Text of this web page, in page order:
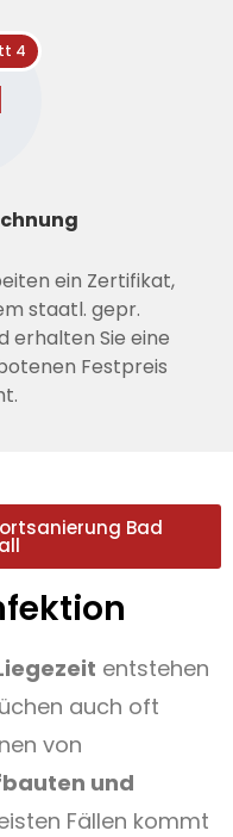
4
ein Zertifikat,
staatl. gepr.
erhalten Sie eine
Festpreis
Bad
entstehen
auch oft
von
und
Fällen kommt